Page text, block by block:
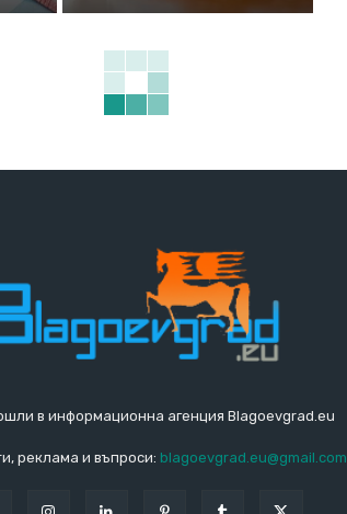
в информационна агенция Blagoevgrad.eu
реклама и въпроси: blagoevgrad.eu@gmail.com